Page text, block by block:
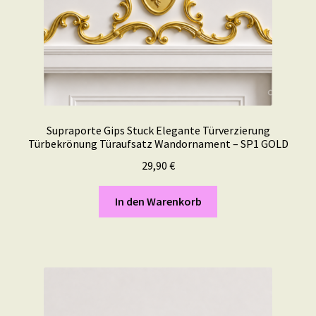
Supraporte Gips Stuck Elegante Türverzierung
Türbekrönung Türaufsatz Wandornament – SP1 GOLD
29,90 €
In den Warenkorb